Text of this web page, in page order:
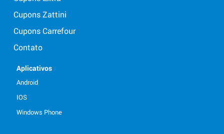
Cupons Zattini
Cupons Carrefour
Contato
Aplicativos
Android
IOS
Windows Phone